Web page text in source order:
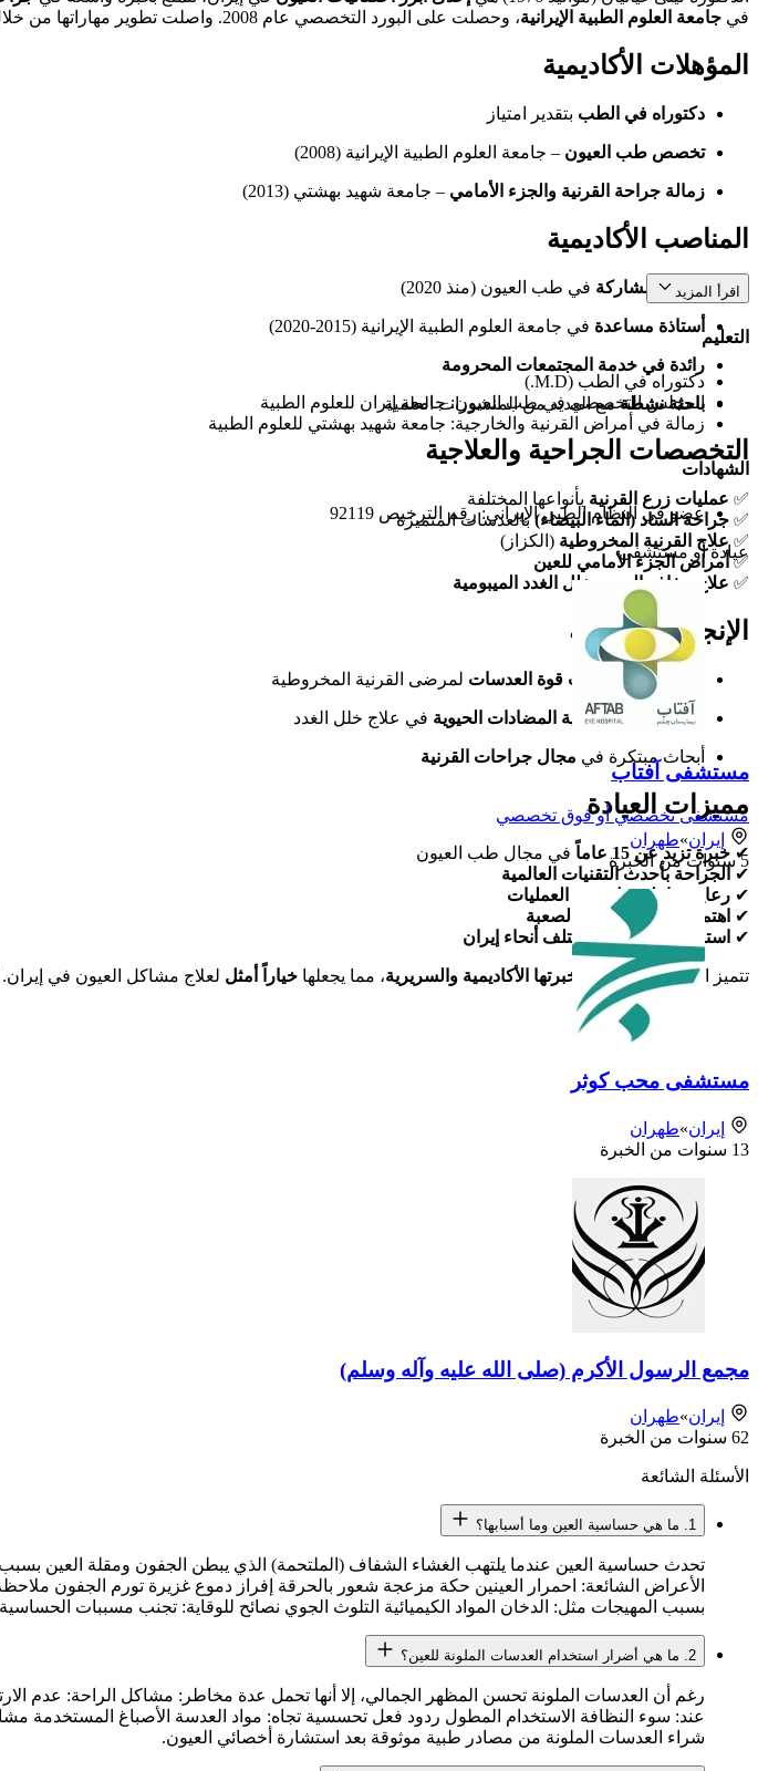
في جامعة العلوم الطبية الإيرانية، وحصلت على البورد التخصصي عام 2008. واصلت تطوير مهاراتها من خلال زمالة
المؤهلات الأكاديمية
دكتوراه في الطب بتقدير امتياز
تخصص طب العيون – جامعة العلوم الطبية الإيرانية (2008)
زمالة جراحة القرنية والجزء الأمامي – جامعة شهيد بهشتي (2013)
المناصب الأكاديمية
أستاذة مشاركة في طب العيون (منذ 2020)
أستاذة مساعدة في جامعة العلوم الطبية الإيرانية (2015-2020)
رائدة في خدمة المجتمعات المحرومة
باحثة نشطةمع العديد من المنشورات العلمية
التخصصات الجراحية والعلاجية
✅ عمليات زرع القرنية بأنواعها المختلفة
✅ جراحة الساد (الماء البيضاء)بالعدسات المتميزة
✅علاج القرنية المخروطية (الكزاز)
✅أمراض الجزء الأمامي للعين
✅ علاج جفاف العين وخلل الغدد الميبومية
الإنجازات البحثية
تطوير طرق حساب قوة العدسات لمرضى القرنية المخروطية
دراسات حولفعالية المضادات الحيوية في علاج خلل الغدد
أبحاث مبتكرة في مجال جراحات القرنية
مميزات العيادة
✔ خبرة تزيد عن 15 عاماً
في مجال طب العيون
✔ الجراحة بأحدث التقنيات العالمية
✔ رعاية شاملة قبل وبعد العمليات
✔ اهتمام خاص بالحالات الصعبة
✔ استقبال حالات من مختلف أنحاء إيران
تتميز الدكتورة غياثيان بـ خبرتها الأكاديمية والسريرية، مما يجعلها خياراً أمثل لعلاج مشاكل العيون في إيران.
اقرأ المزيد
التعليم
دكتوراه في الطب (M.D.)
المجلس التخصصي في طب العيون: جامعة إيران للعلوم الطبية
زمالة في أمراض القرنية والخارجية: جامعة شهيد بهشتي للعلوم الطبية
الشهادات
عضو في النظام الطبي الإيراني: رقم الترخيص 92119
عيادة أو مستشفى
مستشفى آفتاب
مستشفى تخصصي أو فوق تخصصي
إيران»طهران
5سنوات من الخبرة
مستشفى محب كوثر
إيران»طهران
13 سنوات من الخبرة
مجمع الرسول الأكرم (صلى الله عليه وآله وسلم)
إيران»طهران
62 سنوات من الخبرة
الأسئلة الشائعة
1. ما هي حساسية العين وما أسبابها؟
تحدث حساسية العين عندما يلتهب الغشاء الشفاف (الملتحمة) الذي يبطن الجفون ومقلة العين بسبب
الأعراض الشائعة: احمرار العينين حكة مزعجة شعور بالحرقة إفراز دموع غزيرة تورم الجفون
بسبب المهيجات مثل: الدخان المواد الكيميائية التلوث الجوي نصائح للوقاية: تجنب مسببات
2. ما هي أضرار استخدام العدسات الملونة للعين؟
رغم أن العدسات الملونة تحسن المظهر الجمالي، إلا أنها تحمل عدة مخاطر: مشاكل الراحة: عدم
عند: سوء النظافة الاستخدام المطول ردود فعل تحسسية تجاه: مواد العدسة الأصباغ المستخدمة
شراء العدسات الملونة من مصادر طبية موثوقة بعد استشارة أخصائي العيون.